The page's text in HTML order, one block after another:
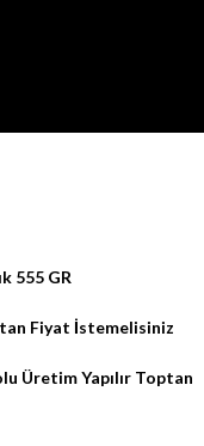
555 GR
Fiyat İstemelisiniz
Üretim Yapılır Toptan